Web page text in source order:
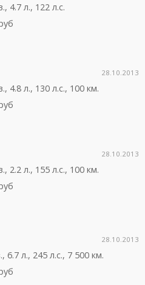
4.7 л., 122 л.c.
28.10.2013
4.8 л., 130 л.c., 100 км.
28.10.2013
2.2 л., 155 л.c., 100 км.
28.10.2013
6.7 л., 245 л.c., 7 500 км.